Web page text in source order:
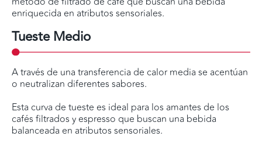
enriquecida en atributos sensoriales.
Tueste Medio
A través de una transferencia de calor media se acentúan
o neutralizan diferentes sabores.
Esta curva de tueste es ideal para los amantes de los
cafés filtrados y espresso que buscan una bebida
balanceada en atributos sensoriales.